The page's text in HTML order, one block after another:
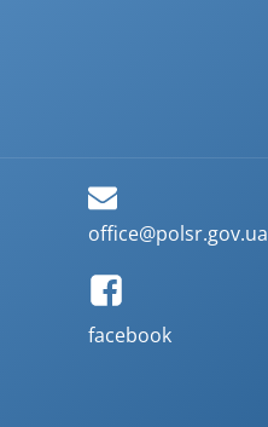
office@polsr.gov.ua
facebook